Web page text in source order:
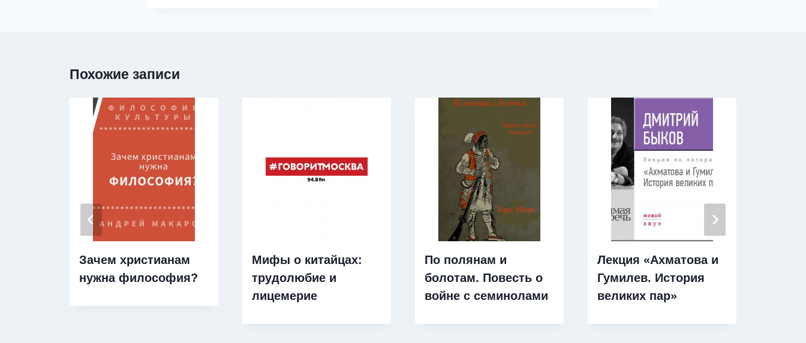
Похожие записи
Зачем христианам
нужна философия?
Мифы о китайцах:
трудолюбие и
лицемерие
По полянам и
болотам. Повесть о
войне с семинолами
Лекция «Ахматова и
Гумилев. История
великих пар»